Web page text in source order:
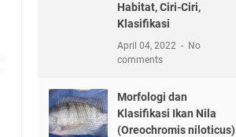
Habitat, Ciri-Ciri,
Klasifikasi
April 04, 2022
No
comments
Morfologi dan
Klasifikasi Ikan Nila
(Oreochromis niloticus)